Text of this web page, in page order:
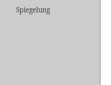
Spiegelung